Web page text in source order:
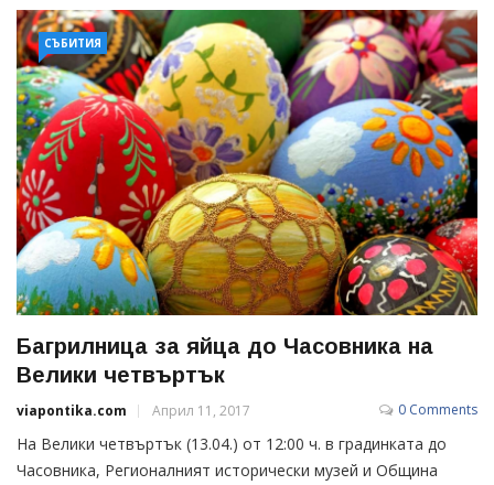
СЪБИТИЯ
Багрилница за яйца до Часовника на
Велики четвъртък
viapontika.com Април 11, 2017 0 Comments
На Велики четвъртък (13.04.) от 12:00 ч. в градинката до
Часовника, Регионалният исторически музей и Община